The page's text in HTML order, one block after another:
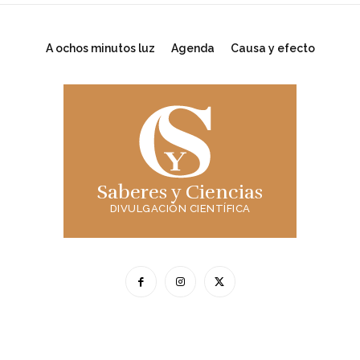
A ochos minutos luz Agenda Causa y efecto
Saberes y Ciencias
DIVULGACIÓN CIENTÍFICA